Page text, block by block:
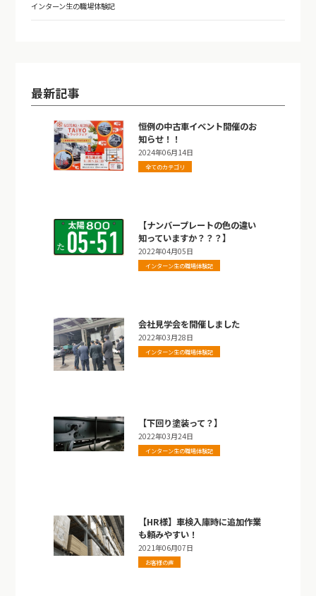
インターン生の職場体験記
最新記事
恒例の中古車イベント開催のお
知らせ！！
2024年06月14日
全てのカテゴリ
【ナンバープレートの色の違い
知っていますか？？？】
2022年04月05日
インターン生の職場体験記
会社見学会を開催しました
2022年03月28日
インターン生の職場体験記
【下回り塗装って？】
2022年03月24日
インターン生の職場体験記
【HR様】車検入庫時に追加作業
も頼みやすい！
2021年06月07日
お客様の声